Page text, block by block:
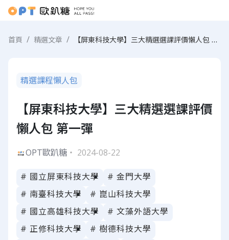
首頁 精選文章 【屏東科技大學】三大精選選課評價懶人包 第一彈
精選課程懶人包
【屏東科技大學】三大精選選課評價
懶人包 第一彈
OPT歐趴糖 ・ 2024-08-22
# 國立屏東科技大學
# 金門大學
# 南臺科技大學
# 崑山科技大學
# 國立高雄科技大學
# 文藻外語大學
# 正修科技大學
# 樹德科技大學